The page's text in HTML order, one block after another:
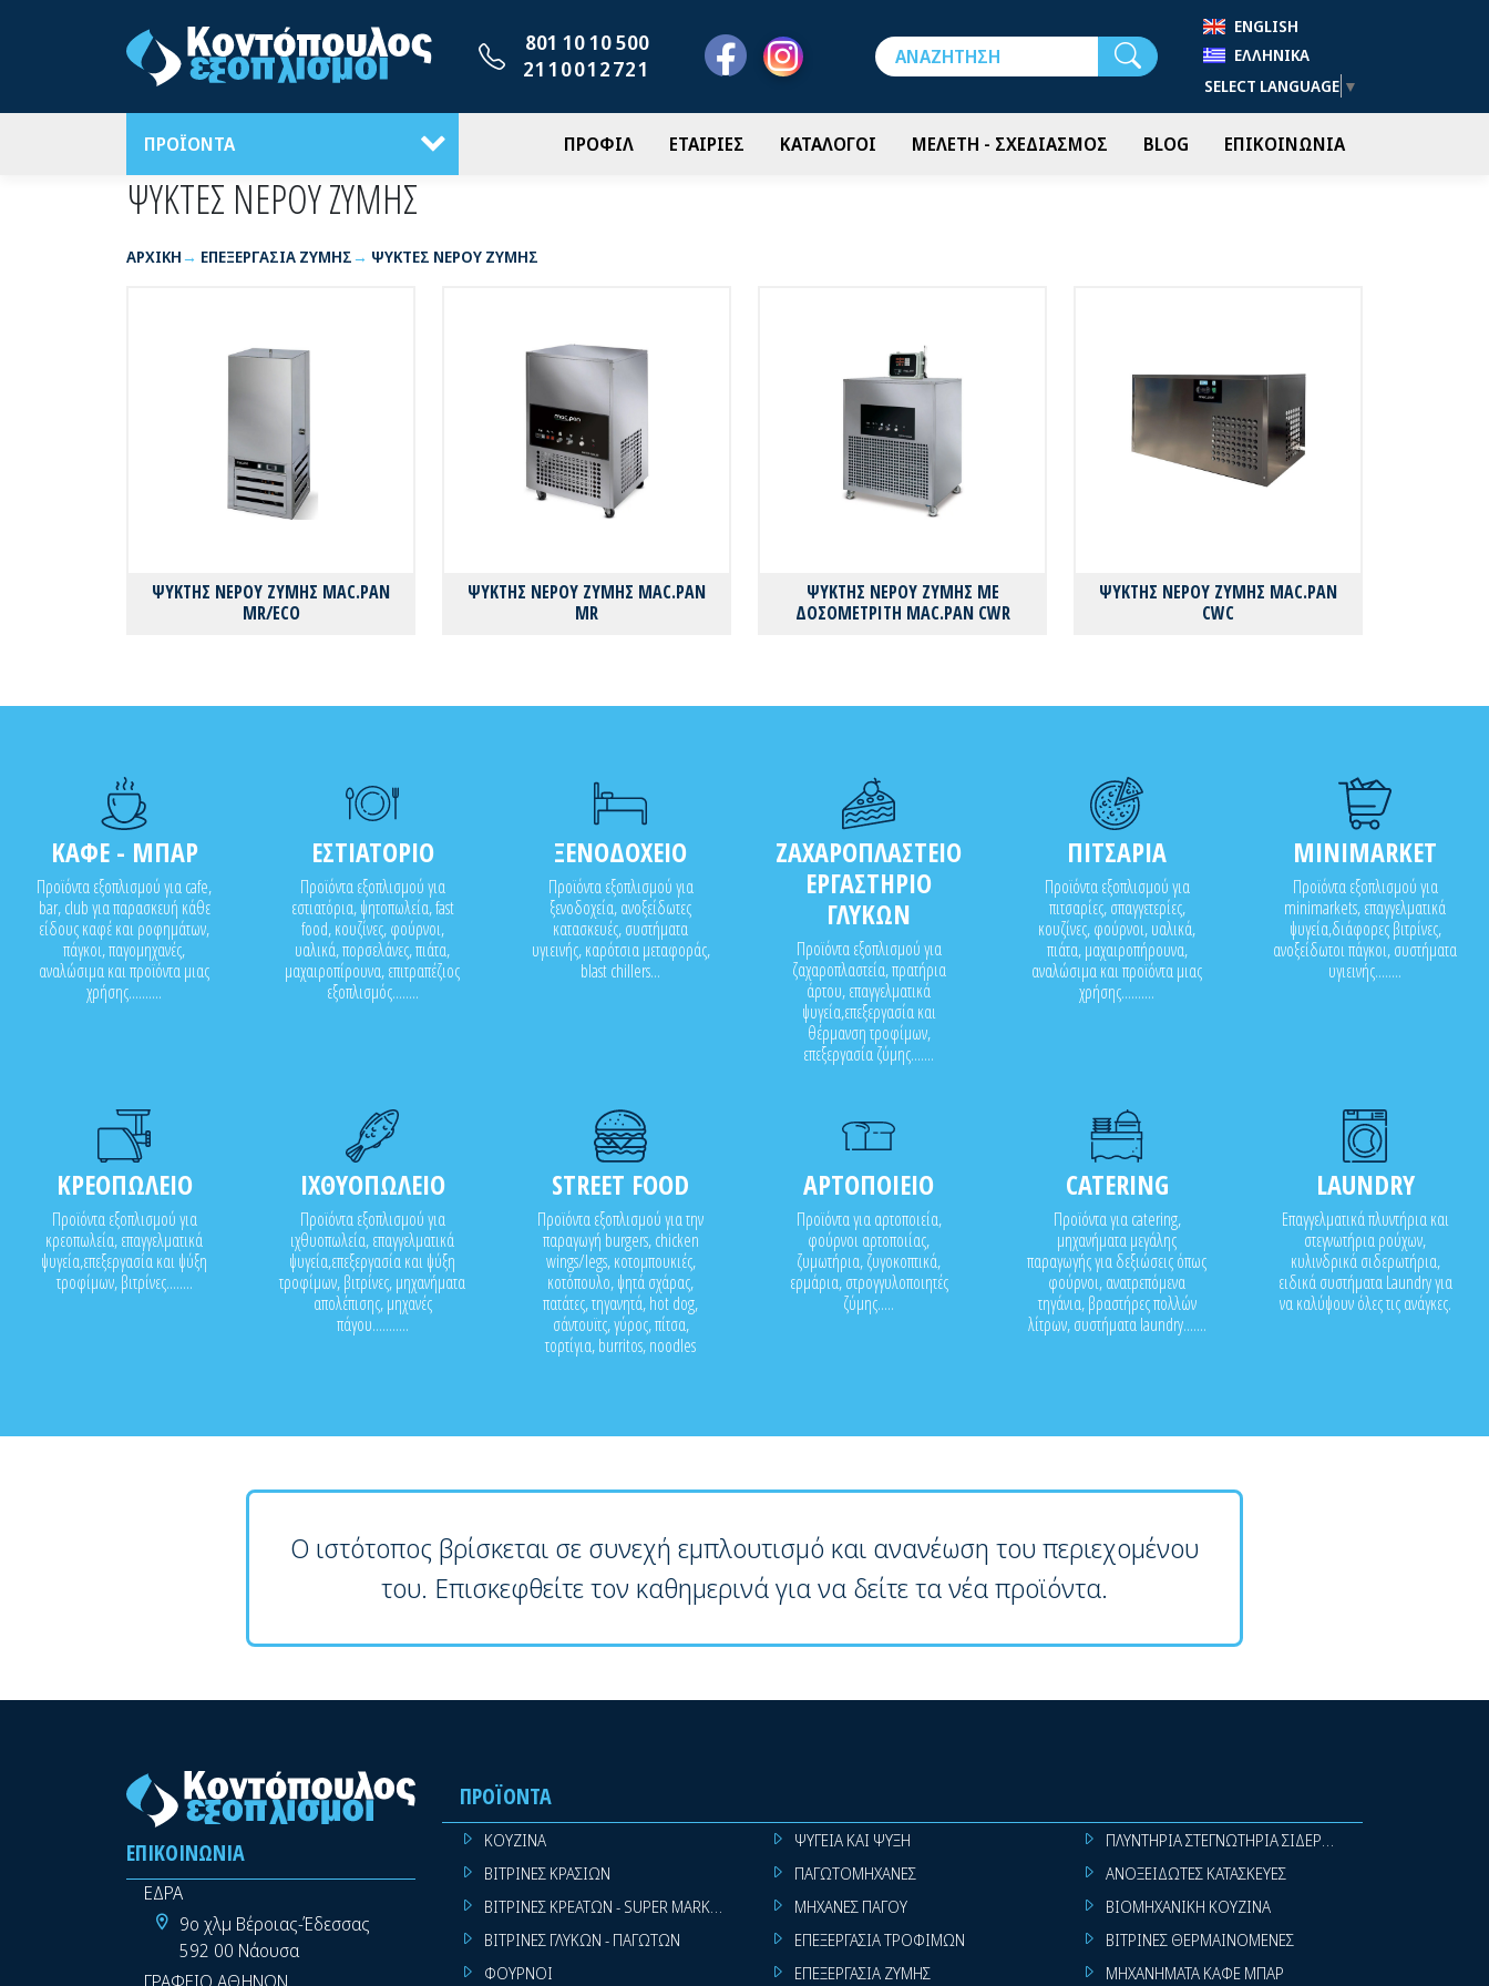
801 10 10 500
2110012721
ENGLISH
ΕΛΛΗΝΙΚΆ
SELECT LANGUAGE ▼
ΠΡΟΪΟΝΤΑ ΠΡΟΦΙΛ ΕΤΑΙΡΙΕΣ ΚΑΤΑΛΟΓΟΙ ΜΕΛΕΤΗ - ΣΧΕΔΙΑΣΜΟΣ BLOG ΕΠΙΚΟΙΝΩΝΙΑ
ΨΥΚΤΕΣ ΝΕΡΟΥ ΖΥΜΗΣ
ΑΡΧΙΚΉ ΕΠΕΞΕΡΓΑΣΙΑ ΖΥΜΗΣ ΨΥΚΤΕΣ ΝΕΡΟΥ ΖΥΜΗΣ
ΨΥΚΤΗΣ ΝΕΡΟΥ ΖΥΜΗΣ MAC.PAN
MR/ECO
ΨΥΚΤΗΣ ΝΕΡΟΥ ΖΥΜΗΣ MAC.PAN
MR
ΨΥΚΤΗΣ ΝΕΡΟΥ ΖΥΜΗΣ ME
ΔΟΣΟΜΕΤΡΙTH MAC.PAN CWR
ΨΥΚΤΗΣ ΝΕΡΟΥ ΖΥΜΗΣ MAC.PAN
CWC
ΚΑΦΕ - ΜΠΑΡ
Προϊόντα εξοπλισμού για cafe,
bar, club για παρασκευή κάθε
είδους καφέ και ροφημάτων,
πάγκοι, παγομηχανές,
αναλώσιμα και προϊόντα μιας
χρήσης..........
ΕΣΤΙΑΤΟΡΙΟ
Προϊόντα εξοπλισμού για
εστιατόρια, ψητοπωλεία, fast
food, κουζίνες, φούρνοι,
υαλικά, πορσελάνες, πιάτα,
μαχαιροπίρουνα, επιτραπέζιος
εξοπλισμός........
ΞΕΝΟΔΟΧΕΙΟ
Προϊόντα εξοπλισμού για
ξενοδοχεία, ανοξείδωτες
κατασκευές, συστήματα
υγιεινής, καρότσια μεταφοράς,
blast chillers...
ΖΑΧΑΡΟΠΛΑΣΤΕΙΟ
ΕΡΓΑΣΤΗΡΙΟ
ΓΛΥΚΩΝ
Προϊόντα εξοπλισμού για
ζαχαροπλαστεία, πρατήρια
άρτου, επαγγελματικά
ψυγεία,επεξεργασία και
θέρμανση τροφίμων,
επεξεργασία ζύμης.......
ΠΙΤΣΑΡΙΑ
Προϊόντα εξοπλισμού για
πιτσαρίες, σπαγγετερίες,
κουζίνες, φούρνοι, υαλικά,
πιάτα, μαχαιροπήρουνα,
αναλώσιμα και προϊόντα μιας
χρήσης..........
MINIMARKET
Προϊόντα εξοπλισμού για
minimarkets, επαγγελματικά
ψυγεία,διάφορες βιτρίνες,
ανοξείδωτοι πάγκοι, συστήματα
υγιεινής........
ΚΡΕΟΠΩΛΕΙΟ
Προϊόντα εξοπλισμού για
κρεοπωλεία, επαγγελματικά
ψυγεία,επεξεργασία και ψύξη
τροφίμων, βιτρίνες........
ΙΧΘΥΟΠΩΛΕΙΟ
Προϊόντα εξοπλισμού για
ιχθυοπωλεία, επαγγελματικά
ψυγεία,επεξεργασία και ψύξη
τροφίμων, βιτρίνες, μηχανήματα
απολέπισης, μηχανές
πάγου...........
STREET FOOD
Προϊόντα εξοπλισμού για την
παραγωγή burgers, chicken
wings/legs, κοτομπουκιές,
κοτόπουλο, ψητά σχάρας,
πατάτες, τηγανητά, hot dog,
σάντουϊτς, γύρος, πίτσα,
τορτίγια, burritos, noodles
ΑΡΤΟΠΟΙΕΙΟ
Προϊόντα για αρτοποιεία,
φούρνοι αρτοποιίας,
ζυμωτήρια, ζυγοκοπτικά,
ερμάρια, στρογγυλοποιητές
ζύμης.....
CATERING
Προϊόντα για catering,
μηχανήματα μεγάλης
παραγωγής για δεξιώσεις όπως
φούρνοι, ανατρεπόμενα
τηγάνια, βραστήρες πολλών
λίτρων, συστήματα laundry.......
LAUNDRY
Επαγγελματικά πλυντήρια και
στεγνωτήρια ρούχων,
κυλινδρικά σιδερωτήρια,
ειδικά συστήματα Laundry για
να καλύψουν όλες τις ανάγκες.
Ο ιστότοπος βρίσκεται σε συνεχή εμπλουτισμό και ανανέωση του περιεχομένου
του. Επισκεφθείτε τον καθημερινά για να δείτε τα νέα προϊόντα.
ΕΠΙΚΟΙΝΩΝΊΑ
ΕΔΡΑ
9ο χλμ Βέροιας-Έδεσσας
592 00 Νάουσα
ΠΡΟΪΌΝΤΑ
ΚΟΥΖΙΝΑ
ΒΙΤΡΙΝΕΣ ΚΡΑΣΙΩΝ
ΒΙΤΡΙΝΕΣ ΚΡΕΑΤΩΝ - SUPER MARKET
ΒΙΤΡΙΝΕΣ ΓΛΥΚΩΝ - ΠΑΓΩΤΩΝ
ΦΟΥΡΝΟΙ
ΨΥΓΕΙΑ ΚΑΙ ΨΥΞΗ
ΠΑΓΩΤΟΜΗΧΑΝΕΣ
ΜΗΧΑΝΕΣ ΠΑΓΟΥ
ΕΠΕΞΕΡΓΑΣΙΑ ΤΡΟΦΙΜΩΝ
ΕΠΕΞΕΡΓΑΣΙΑ ΖΥΜΗΣ
ΠΛΥΝΤΗΡΙΑ ΣΤΕΓΝΩΤΗΡΙΑ ΣΙΔΕΡΩΤΗΡΙΑ ΡΟΥΧΩΝ
ΑΝΟΞΕΙΔΩΤΕΣ ΚΑΤΑΣΚΕΥΕΣ
ΒΙΟΜΗΧΑΝΙΚΗ ΚΟΥΖΙΝΑ
ΒΙΤΡΙΝΕΣ ΘΕΡΜΑΙΝΟΜΕΝΕΣ
ΜΗΧΑΝΗΜΑΤΑ ΚΑΦΕ ΜΠΑΡ